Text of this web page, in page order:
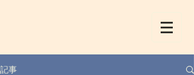
記事